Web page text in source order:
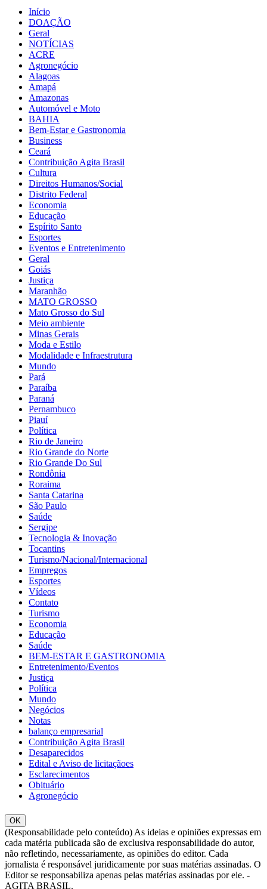
Início
DOAÇÃO
Geral
NOTÍCIAS
ACRE
Agronegócio
Alagoas
Amapá
Amazonas
Automóvel e Moto
BAHIA
Bem-Estar e Gastronomia
Business
Ceará
Contribuição Agita Brasil
Cultura
Direitos Humanos/Social
Distrito Federal
Economia
Educação
Espírito Santo
Esportes
Eventos e Entretenimento
Geral
Goiás
Justiça
Maranhão
MATO GROSSO
Mato Grosso do Sul
Meio ambiente
Minas Gerais
Moda e Estilo
Modalidade e Infraestrutura
Mundo
Pará
Paraíba
Paraná
Pernambuco
Piauí
Política
Rio de Janeiro
Rio Grande do Norte
Rio Grande Do Sul
Rondônia
Roraima
Santa Catarina
São Paulo
Saúde
Sergipe
Tecnologia & Inovação
Tocantins
Turismo/Nacional/Internacional
Empregos
Esportes
Vídeos
Contato
Turismo
Economia
Educação
Saúde
BEM-ESTAR E GASTRONOMIA
Entretenimento/Eventos
Justiça
Política
Mundo
Negócios
Notas
balanço empresarial
Contribuição Agita Brasil
Desaparecidos
Edital e Aviso de licitaçãoes
Esclarecimentos
Obituário
Agronegócio
OK
(Responsabilidade pelo conteúdo) As ideias e opiniões expressas em
cada matéria publicada são de exclusiva responsabilidade do autor,
não refletindo, necessariamente, as opiniões do editor. Cada
jornalista é responsável juridicamente por suas matérias assinadas. O
Editor se responsabiliza apenas pelas matérias assinadas por ele. -
AGITA BRASIL.